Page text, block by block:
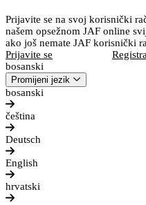
Prijavite se na svoj korisnički
našem opsežnom JAF online
ako još nemate JAF korisnički
Prijavite se
bosanski
Promijeni jezik
bosanski
čeština
Deutsch
English
hrvatski